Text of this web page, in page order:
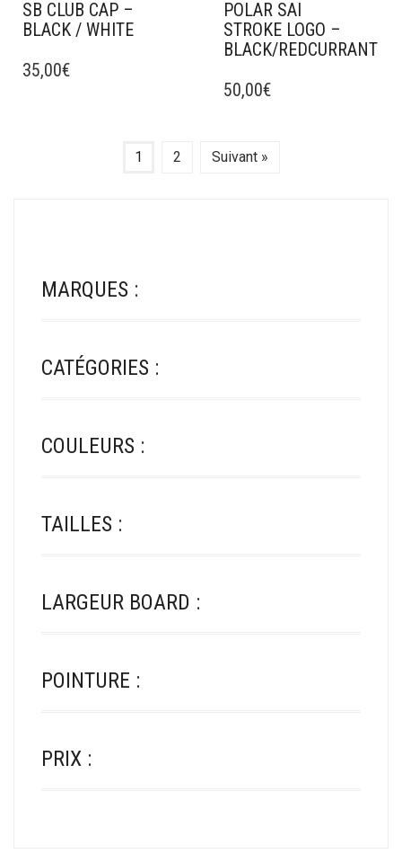
SB CLUB CAP –
BLACK / WHITE
PRODUIT
PAGE
35,00€
POLAR SAI
STROKE LOGO –
BLACK/REDCURRANT
PRODUIT
VARIATIONS.
LES
50,00€
1 2 Suivant »
MARQUES :
CATÉGORIES :
COULEURS :
TAILLES :
LARGEUR BOARD :
POINTURE :
PRIX :